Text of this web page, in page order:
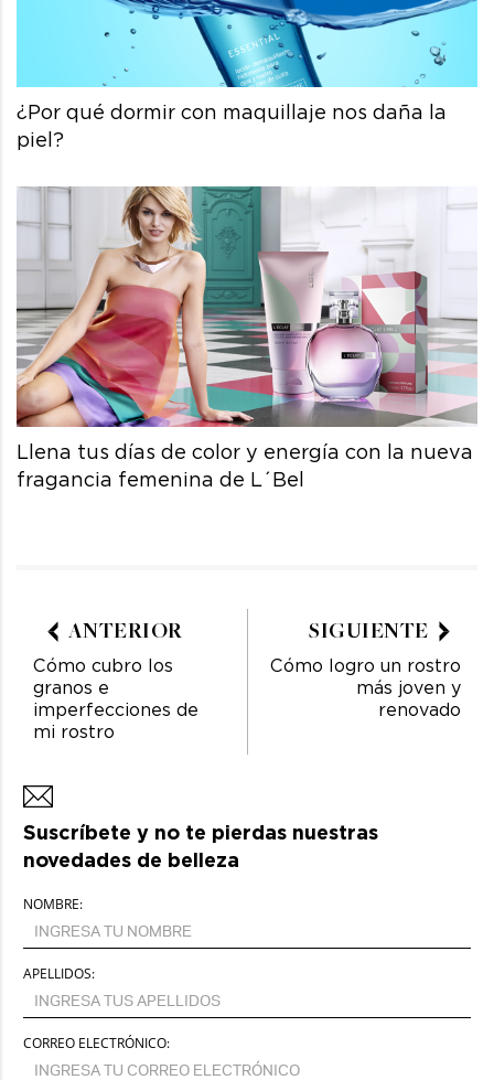
¿Por qué dormir con maquillaje nos daña la
piel?
Llena tus días de color y energía con la nueva
fragancia femenina de L´Bel
ANTERIOR
Cómo cubro los
granos e
imperfecciones de
mi rostro
SIGUIENTE
Cómo logro un rostro
más joven y
renovado
Suscríbete y no te pierdas nuestras
novedades de belleza
NOMBRE:
APELLIDOS:
CORREO ELECTRÓNICO: